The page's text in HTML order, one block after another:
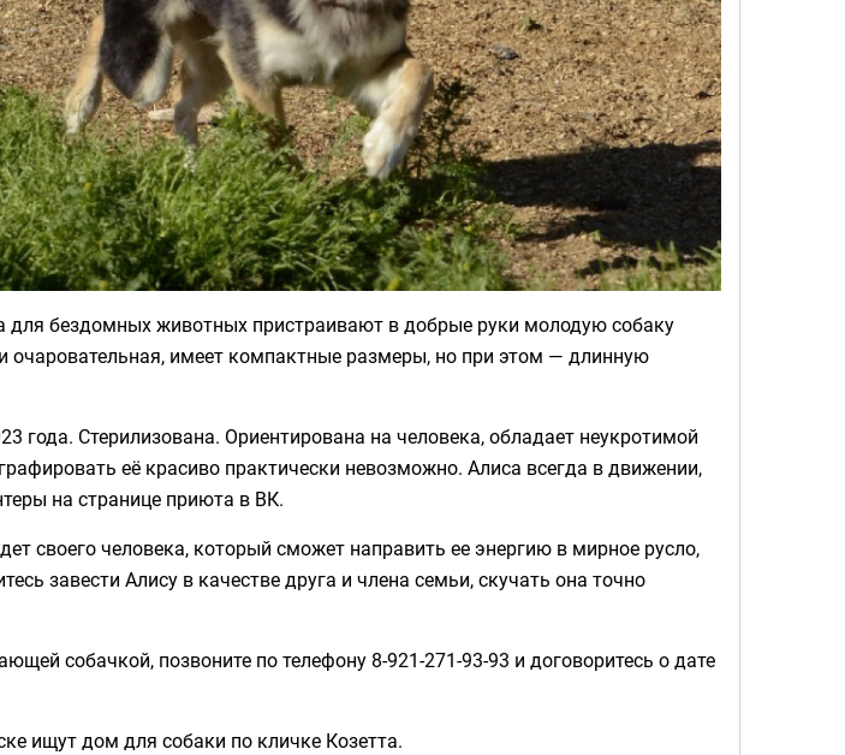
для бездомных животных пристраивают в добрые руки молодую собаку
очаровательная, имеет компактные размеры, но при этом — длинную
года. Стерилизована. Ориентирована на человека, обладает неукротимой
её красиво практически невозможно. Алиса всегда в движении,
на странице приюта в ВК.
своего человека, который сможет направить ее энергию в мирное русло,
завести Алису в качестве друга и члена семьи, скучать она точно
собачкой, позвоните по телефону 8-921-271-93-93 и договоритесь о дате
ищут дом для собаки по кличке Козетта.